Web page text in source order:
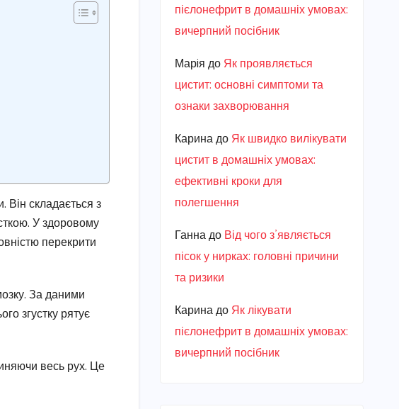
Він складається з
У здоровому
перекрити
За даними
згустку рятує
весь рух. Це
пієлонефрит в домашніх умовах:
вичерпний посібник
Марiя до Як проявляється
цистит: основні симптоми та
ознаки захворювання
Каринадо Як швидко вилікувати
цистит в домашніх умовах:
ефективні кроки для
полегшення
Ганнадо Від чого з’являється
пісок у нирках: головні причини
та ризики
Каринадо Як лікувати
пієлонефрит в домашніх умовах:
вичерпний посібник